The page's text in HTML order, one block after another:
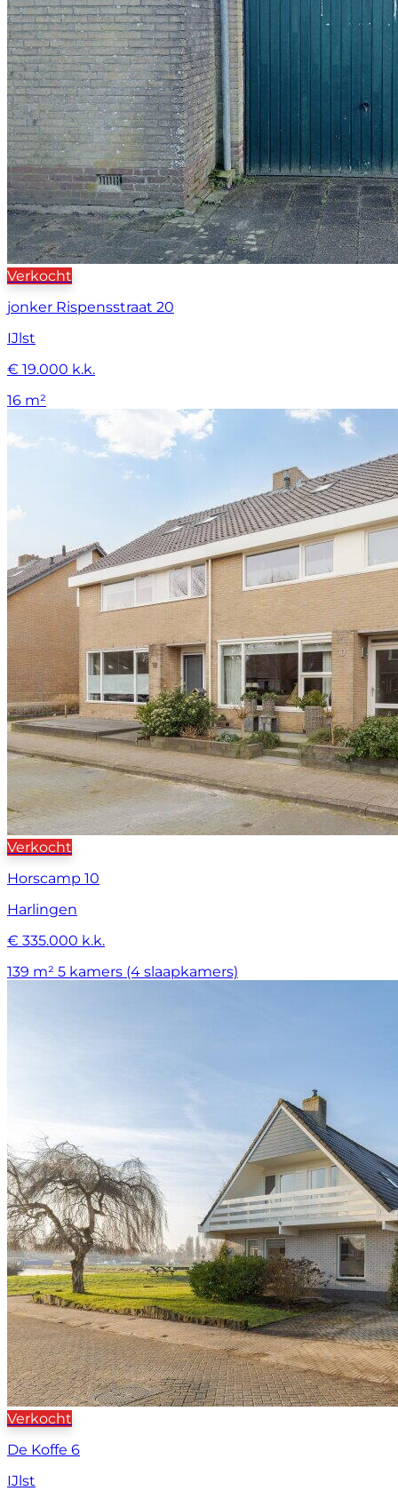
Verkocht
jonker Rispensstraat 20
IJlst
€ 19.000 k.k.
16 m²
Verkocht
Horscamp 10
Harlingen
€ 335.000 k.k.
139 m² 5 kamers (4 slaapkamers)
Verkocht
De Koffe 6
IJlst